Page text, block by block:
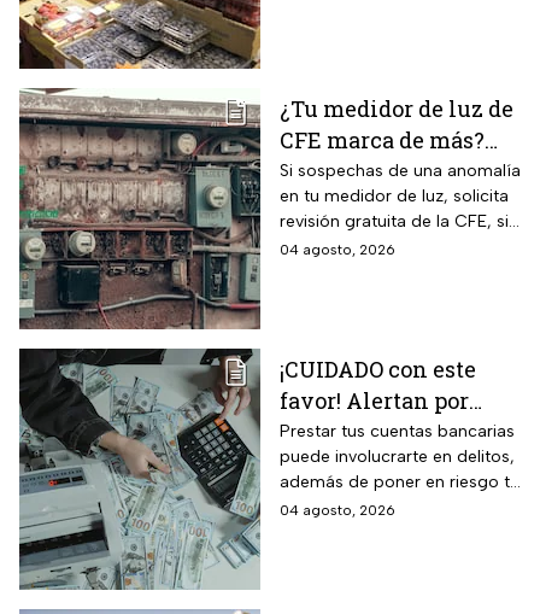
¿Tu medidor de luz de
CFE marca de más?
Así puedes saber si
presenta una falla
Si sospechas de una anomalía
en tu medidor de luz, solicita
revisión gratuita de la CFE, si
hay falla es totalmente
04 agosto, 2026
¡CUIDADO con este
favor! Alertan por
préstamo de cuentas
bancarias: razón por la
que debes decir que
Prestar tus cuentas bancarias
puede involucrarte en delitos,
además de poner en riesgo tu
patrimonio y situación legal;
04 agosto, 2026